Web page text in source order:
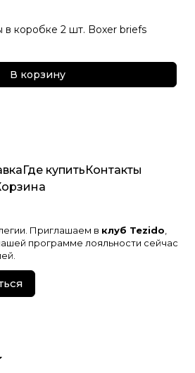
в коробке 2 шт. Boxer briefs
В корзину
Где купитьКонтакты
Приглашаем в клуб Tezido
программе лояльности сейчас